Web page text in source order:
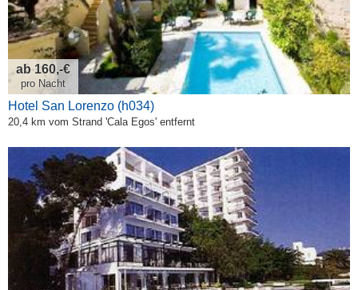
ab 160,-€
pro Nacht
Hotel San Lorenzo (h034)
20,4 km vom Strand 'Cala Egos' entfernt